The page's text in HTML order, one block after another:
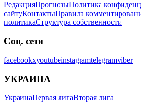
РедакцияПрогнозыПолитика
сайтуКонтактыПравила
политикаСтруктура собственности
Соц. сети
facebookxyoutubeinstagramtelegramviber
УКРАИНА
УкраинаПервая лигаВторая лига